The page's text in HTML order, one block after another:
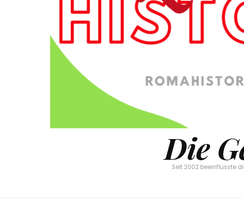
Die
Seit 2002 beeinflusste